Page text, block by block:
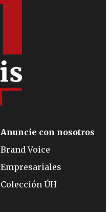
Anuncie con nosotros
Brand Voice
Empresariales
Colección ÚH